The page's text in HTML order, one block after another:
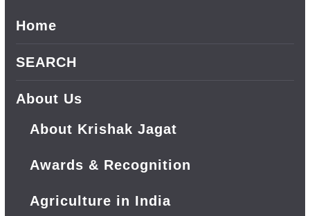
Home
SEARCH
About Us
About Krishak Jagat
Awards & Recognition
Agriculture in India